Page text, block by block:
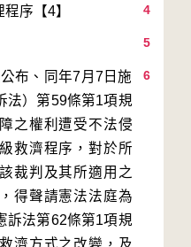
4
5
6
法）第59條第1項規
之權利遭受不法侵
救濟程序，對於所
裁判及其所適用之
得聲請憲法法庭為
訴法第62條第1項規
濟方式之改變，及